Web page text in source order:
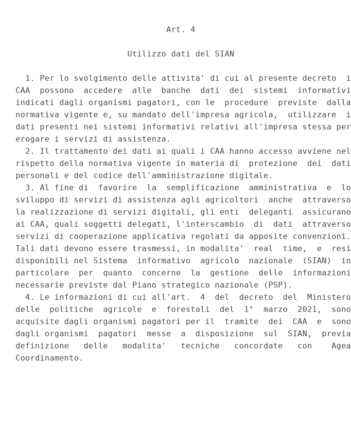
                               Art. 4
                       Utilizzo dati del SIAN
  1. Per lo svolgimento delle attivita' di cui al presente decreto  i
CAA  possono  accedere  alle  banche  dati  dei  sistemi  informativi
indicati dagli organismi pagatori, con le  procedure  previste  dalla
normativa vigente e, su mandato dell'impresa agricola,  utilizzare  i
dati presenti nei sistemi informativi relativi all'impresa stessa per
erogare i servizi di assistenza.
  2. Il trattamento dei dati ai quali i CAA hanno accesso avviene nel
rispetto della normativa vigente in materia di  protezione  dei  dati
personali e del codice dell'amministrazione digitale.
  3. Al fine di  favorire  la  semplificazione  amministrativa  e  lo
sviluppo di servizi di assistenza agli agricoltori  anche  attraverso
la realizzazione di servizi digitali, gli enti  deleganti  assicurano
ai CAA, quali soggetti delegati, l'interscambio  di  dati  attraverso
servizi di cooperazione applicativa regolati da apposite convenzioni.
Tali dati devono essere trasmessi, in modalita'  real  time,  e  resi
disponibili nel Sistema  informativo  agricolo  nazionale  (SIAN)  in
particolare  per  quanto  concerne  la  gestione  delle  informazioni
necessarie previste dal Piano strategico nazionale (PSP).
  4. Le informazioni di cui all'art.  4  del  decreto  del  Ministero
delle  politiche  agricole  e  forestali  del  1°  marzo  2021,  sono
acquisite dagli organismi pagatori per il  tramite  dei  CAA  e  sono
dagli organismi  pagatori  messe  a  disposizione  sul  SIAN,  previa
definizione   delle   modalita'   tecniche   concordate   con    Agea